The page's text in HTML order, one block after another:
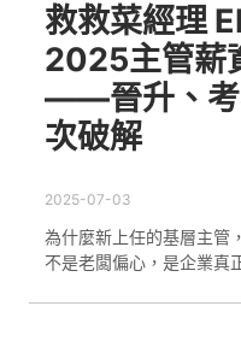
救救菜經理
2025主管薪
——晉升、考
次破解
2025-07-03
為什麼新上任的基層主管
不是老闆偏心，是企業真